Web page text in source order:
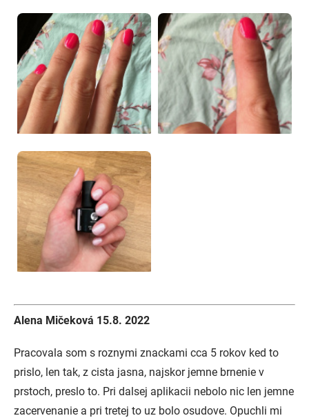
Alena Mičeková 15.8. 2022
Pracovala som s roznymi znackami cca 5 rokov ked to
prislo, len tak, z cista jasna, najskor jemne brnenie v
prstoch, preslo to. Pri dalsej aplikacii nebolo nic len jemne
zacervenanie a pri tretej to uz bolo osudove. Opuchli mi